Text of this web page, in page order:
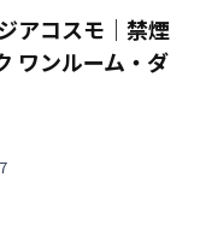
アコスモ｜禁煙
ワンルーム・ダ